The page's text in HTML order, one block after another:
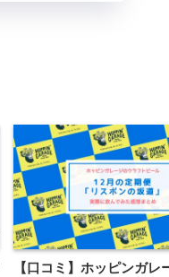
【口コミ】ホッピンガレ